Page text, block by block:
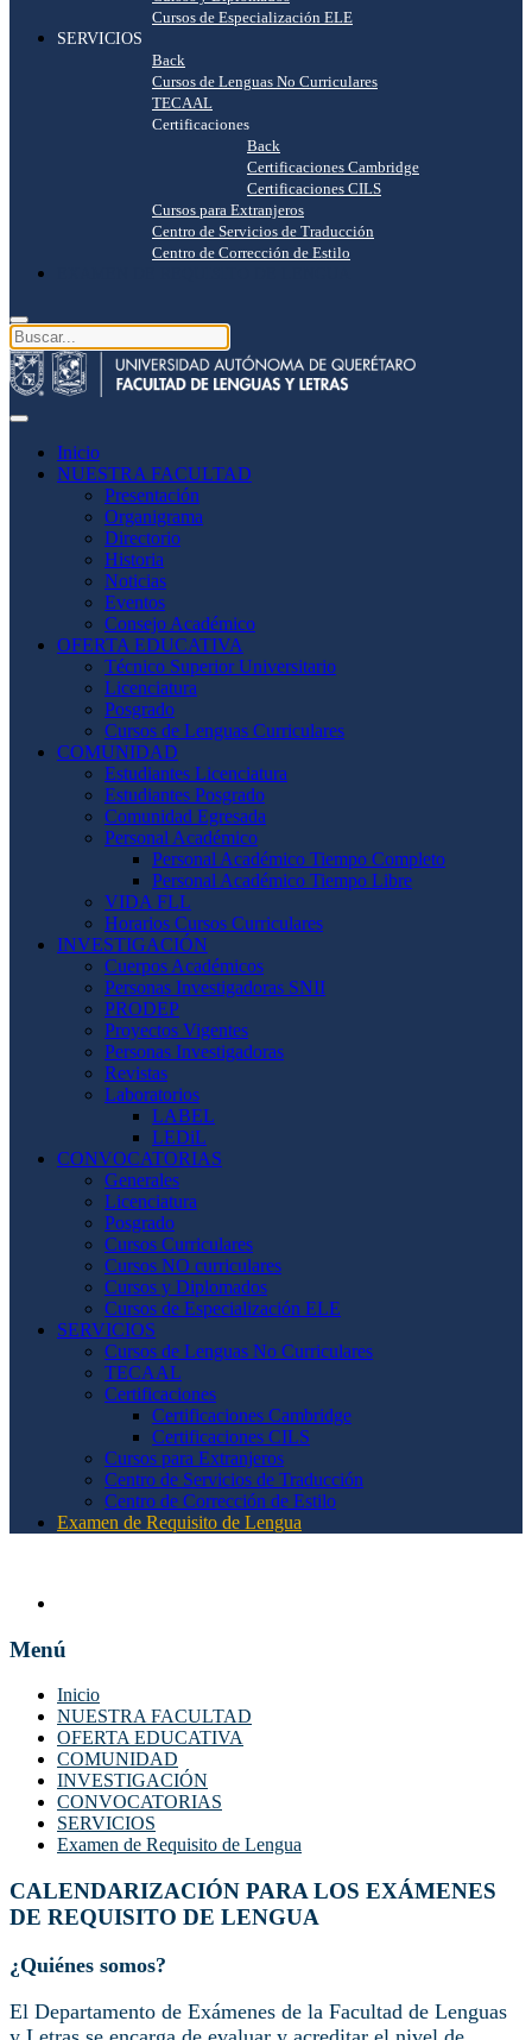
Cursos de Especialización ELE
SERVICIOS
Back
Cursos de Lenguas No Curriculares
TECAAL
Certificaciones
Back
Certificaciones Cambridge
Certificaciones CILS
Cursos para Extranjeros
Centro de Servicios de Traducción
Centro de Corrección de Estilo
Inicio
NUESTRA FACULTAD
Presentación
Organigrama
Directorio
Historia
Noticias
Eventos
Consejo Académico
OFERTA EDUCATIVA
Técnico Superior Universitario
Licenciatura
Posgrado
Cursos de Lenguas Curriculares
COMUNIDAD
Estudiantes Licenciatura
Estudiantes Posgrado
Comunidad Egresada
Personal Académico
Personal Académico Tiempo Completo
Personal Académico Tiempo Libre
VIDA FLL
Horarios Cursos Curriculares
INVESTIGACIÓN
Cuerpos Académicos
Personas Investigadoras SNII
PRODEP
Proyectos Vigentes
Personas Investigadoras
Revistas
Laboratorios
LABEL
LEDiL
CONVOCATORIAS
Generales
Licenciatura
Posgrado
Cursos Curriculares
Cursos NO curriculares
Cursos y Diplomados
Cursos de Especialización ELE
SERVICIOS
Cursos de Lenguas No Curriculares
TECAAL
Certificaciones
Certificaciones Cambridge
Certificaciones CILS
Cursos para Extranjeros
Centro de Servicios de Traducción
Centro de Corrección de Estilo
Examen de Requisito de Lengua
Menú
Inicio
NUESTRA FACULTAD
OFERTA EDUCATIVA
COMUNIDAD
INVESTIGACIÓN
CONVOCATORIAS
SERVICIOS
Examen de Requisito de Lengua
CALENDARIZACIÓN PARA LOS EXÁMENES
DE REQUISITO DE LENGUA
¿Quiénes somos?
El Departamento de Exámenes de la Facultad de Lenguas